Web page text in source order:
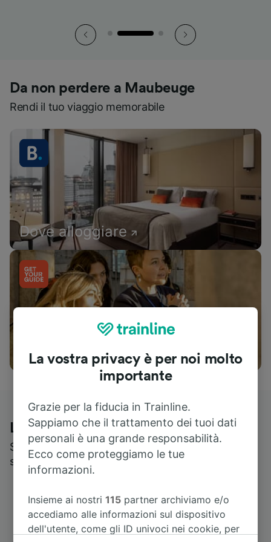
Da non perdere a Maubeuge
Rendi il tuo viaggio memorabile
Dove alloggiare
Cosa vedere
Le recensioni dei nostri viaggiatori
Scopri cosa pensa realmente chi utilizza i nostri
servizi
La vostra privacy è per noi molto
importante
Grazie per la fiducia in Trainline.
Sappiamo che il trattamento dei tuoi dati
personali è una grande responsabilità.
Ecco come proteggiamo le tue
informazioni.
Insieme ai nostri115 partner archiviamo e/o
accediamo alle informazioni sul dispositivo
dell'utente, come gli ID univoci nei cookie, per